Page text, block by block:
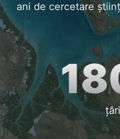
ani de cercetare
țări